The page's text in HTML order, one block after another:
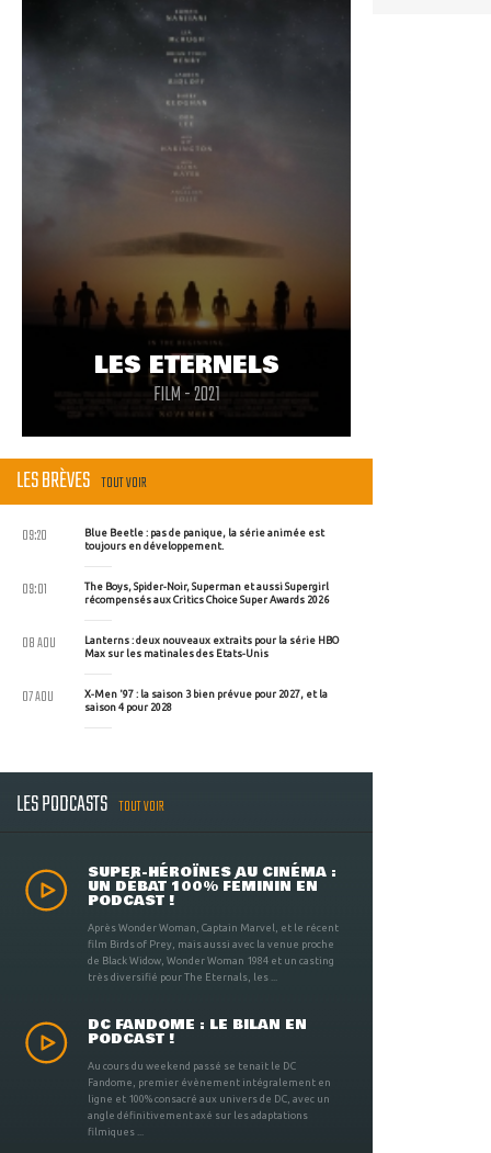
LES ETERNELS
FILM - 2021
LES BRÈVES TOUT VOIR
Blue Beetle : pas de panique, la série animée est
toujours en développement.
09:20
The Boys, Spider-Noir, Superman et aussi Supergirl
récompensés aux Critics Choice Super Awards 2026
09:01
Lanterns : deux nouveaux extraits pour la série HBO
Max sur les matinales des Etats-Unis
08 AOU
X-Men '97 : la saison 3 bien prévue pour 2027, et la
saison 4 pour 2028
07 AOU
LES PODCASTS TOUT VOIR
SUPER-HÉROÏNES AU CINÉMA :
UN DÉBAT 100% FÉMININ EN
PODCAST !
Après Wonder Woman, Captain Marvel, et le récent
film Birds of Prey, mais aussi avec la venue proche
de Black Widow, Wonder Woman 1984 et un casting
très diversifié pour The Eternals, les ...
DC FANDOME : LE BILAN EN
PODCAST !
Au cours du weekend passé se tenait le DC
Fandome, premier évènement intégralement en
ligne et 100% consacré aux univers de DC, avec un
angle définitivement axé sur les adaptations
filmiques ...